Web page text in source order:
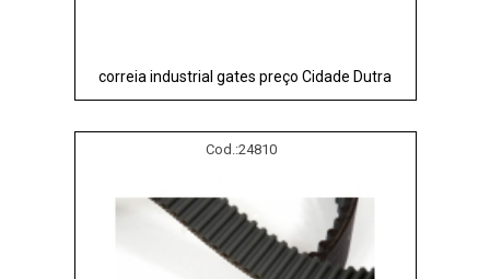
correia industrial gates preço Cidade Dutra
Cod.:24810